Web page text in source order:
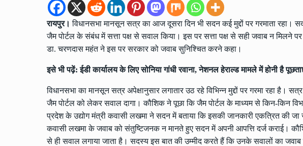
रायपुर। विधानसभा मानसून सत्र का आज दूसरा दिन भी सदन कई मुद्दों पर गरमाता रहा।
जैम पोर्टल के संबंध में सत्ता पक्ष से सवाल किया। इस पर सत्ता पक्ष से सही जवाब न मिलने
डा. चरणदास महंत ने इस पर सरकार को जवाब सुनिश्चित करने कहा।
इसे भी पढ़ें:ईडी कार्यालय के लिए सोनिया गांधी रवाना, नेशनल हेराल्ड मामले में होनी है
विधानसभा का मानसून सत्र अपेक्षानुसार लगातार उठ रहे विभिन्न मुद्दों पर गरमा रहा है।
जैम पोर्टल को लेकर सवाल दागा। कौशिक ने पूछा कि जैम पोर्टल के माध्यम से किन-किन
प्रदेश के उद्योग मंत्री कवासी लखमा ने सदन में बताया कि इसकी जानकारी एकत्रित की जा
कवासी लखमा के जवाब को संतुष्टिजनक न मानते हुए सदन में अपनी आपत्ति दर्ज कराई।
से ही सवाल लगाया जाता है। सदस्य इस बात की उम्मीद करते हैं कि उनके सवालों का